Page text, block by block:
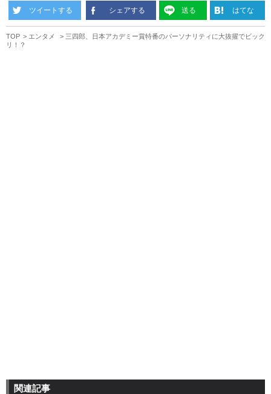
ツイートする シェアする 送る はてな
TOP エンタメ
三四郎、日本アカデミー賞特番のパーソナリティに大抜擢でビック
リ！？
関連記事